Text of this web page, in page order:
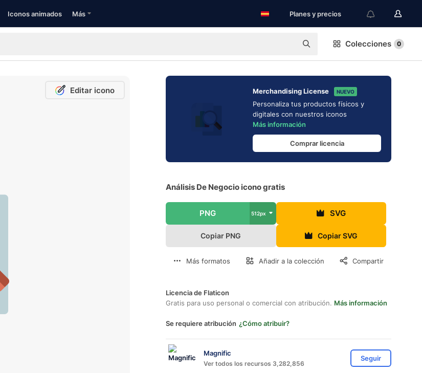
Iconos animados Más Planes y precios
Colecciones 0
Editar icono Merchandising License NUEVO
Personaliza tus productos físicos y
digitales con nuestros iconos
Más información
Comprar licencia
Análisis De Negocio icono gratis
PNG 512px SVG
Copiar PNG Copiar SVG
Más formatos Añadir a la colección Compartir
Licencia de Flaticon
Gratis para uso personal o comercial con atribución. Más información
Se requiere atribución ¿Cómo atribuir?
Magnific
Ver todos los recursos 3,282,856
Seguir